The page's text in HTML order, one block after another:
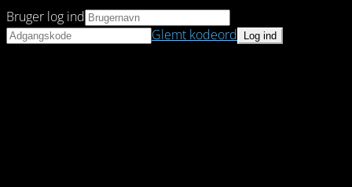
Bruger log ind
Glemt kodeord